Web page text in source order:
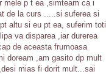
mele p t ea ,simteam ca i
de la curs .....si suferea si
altu si eu pt ea, suferim toti
va disparea ,iar durerea
de aceasta frumoasa
doream ,am gasito dp mult
mias fi dorit mult...sai